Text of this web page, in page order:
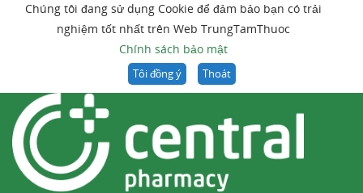
Chúng tôi đang sử dụng Cookie để đảm bảo bạn có trải
nghiệm tốt nhất trên Web TrungTamThuoc
Chính sách bảo mật
Tôi đồng ý Thoát